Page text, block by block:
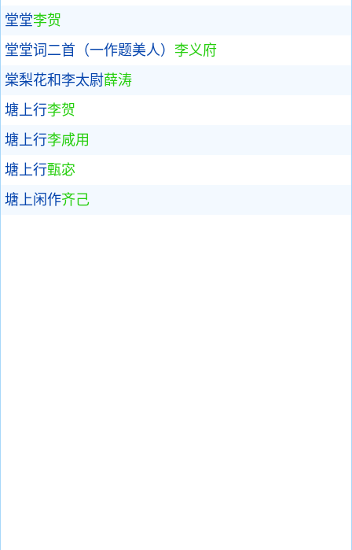
堂堂李贺
堂堂词二首（一作题美人） 李义府
棠梨花和李太尉薛涛
塘上行李贺
塘上行李咸用
塘上行甄宓
塘上闲作齐己